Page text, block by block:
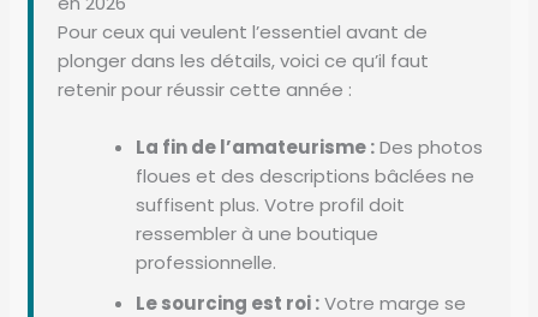
Pour ceux qui veulent l’essentiel avant de
plonger dans les détails, voici ce qu’il faut
retenir pour réussir cette année :
La fin de l’amateurisme :Des photos
floues et des descriptions bâclées ne
suffisent plus. Votre profil doit
ressembler à une boutique
professionnelle.
Le sourcing est roi :Votre marge se